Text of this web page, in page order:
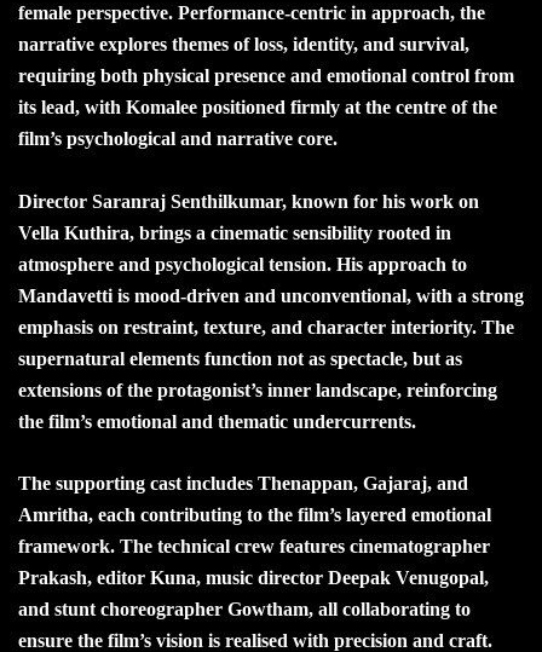
female perspective. Performance-centric in approach, the
narrative explores themes of loss, identity, and survival,
requiring both physical presence and emotional control from
its lead, with Komalee positioned firmly at the centre of the
film’s psychological and narrative core.
Director Saranraj Senthilkumar, known for his work on
Vella Kuthira, brings a cinematic sensibility rooted in
atmosphere and psychological tension. His approach to
Mandavetti is mood-driven and unconventional, with a strong
emphasis on restraint, texture, and character interiority. The
supernatural elements function not as spectacle, but as
extensions of the protagonist’s inner landscape, reinforcing
the film’s emotional and thematic undercurrents.
The supporting cast includes Thenappan, Gajaraj, and
Amritha, each contributing to the film’s layered emotional
framework. The technical crew features cinematographer
Prakash, editor Kuna, music director Deepak Venugopal,
and stunt choreographer Gowtham, all collaborating to
ensure the film’s vision is realised with precision and craft.